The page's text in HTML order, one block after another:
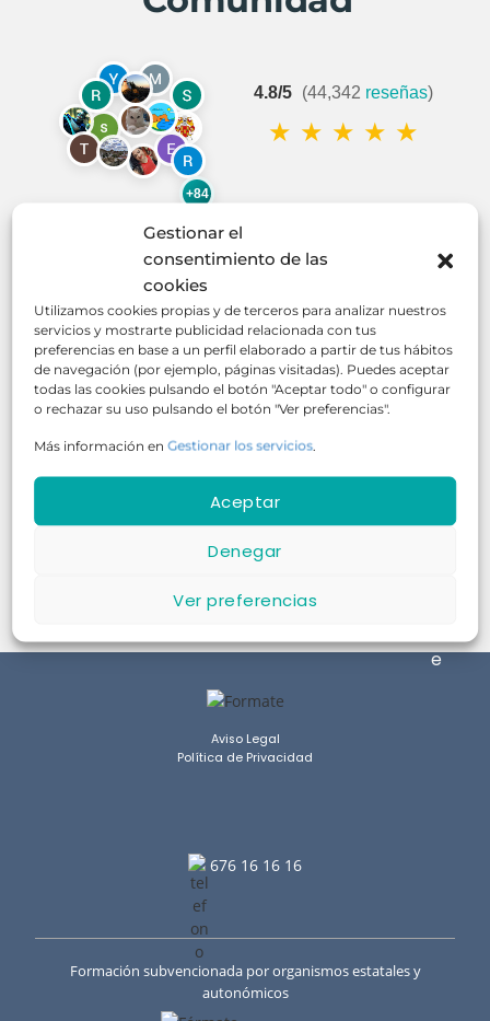
Gestionar el
consentimiento de las
cookies
Utilizamos cookies propias y de terceros para analizar nuestros
servicios y mostrarte publicidad relacionada con tus
preferencias en base a un perfil elaborado a partir de tus hábitos
de navegación (por ejemplo, páginas visitadas). Puedes aceptar
todas las cookies pulsando el botón "Aceptar todo" o configurar
o rechazar su uso pulsando el botón "Ver preferencias".
Más información enGestionar los servicios.
Aceptar
Denegar
Ver preferencias
+84
4.8/5 (44,342 reseñas)
★ ★ ★ ★ ★
Mariella
★★★★★
Excelente profesora 100% comprometida por darnos lo
mejor. Lástima que terminó el curso lo amé, aprendí y
descubrí un mundo lleno de oportunidades. De ser más
amable con el planeta y como gestionar los residuos
una
Aviso Legal
Política de Privacidad
676 16 16 16
Formación subvencionada por organismos estatales y
autonómicos